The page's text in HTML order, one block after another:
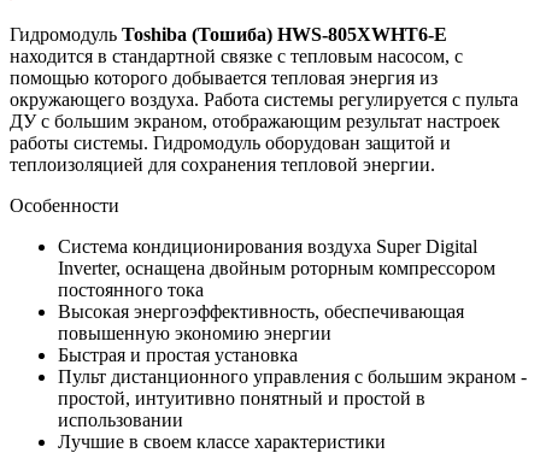
Гидромодуль Toshiba (Тошиба) HWS-805XWHT6-E
находится в стандартной связке с тепловым насосом, с
помощью которого добывается тепловая энергия из
окружающего воздуха. Работа системы регулируется с пульта
ДУ с большим экраном, отображающим результат настроек
работы системы. Гидромодуль оборудован защитой и
теплоизоляцией для сохранения тепловой энергии.
Особенности
Система кондиционирования воздуха Super Digital
Inverter, оснащена двойным роторным компрессором
постоянного тока
Высокая энергоэффективность, обеспечивающая
повышенную экономию энергии
Быстрая и простая установка
Пульт дистанционного управления с большим экраном -
простой, интуитивно понятный и простой в
использовании
Лучшие в своем классе характеристики